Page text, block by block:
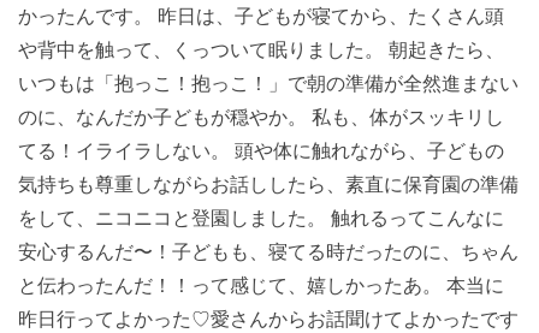
かったんです。 昨日は、子どもが寝てから、たくさん頭
や背中を触って、くっついて眠りました。 朝起きたら、
いつもは「抱っこ！抱っこ！」で朝の準備が全然進まない
のに、なんだか子どもが穏やか。 私も、体がスッキリし
てる！イライラしない。 頭や体に触れながら、子どもの
気持ちも尊重しながらお話ししたら、素直に保育園の準備
をして、ニコニコと登園しました。 触れるってこんなに
安心するんだ〜！子どもも、寝てる時だったのに、ちゃん
と伝わったんだ！！って感じて、嬉しかったあ。 本当に
昨日行ってよかった♡愛さんからお話聞けてよかったです